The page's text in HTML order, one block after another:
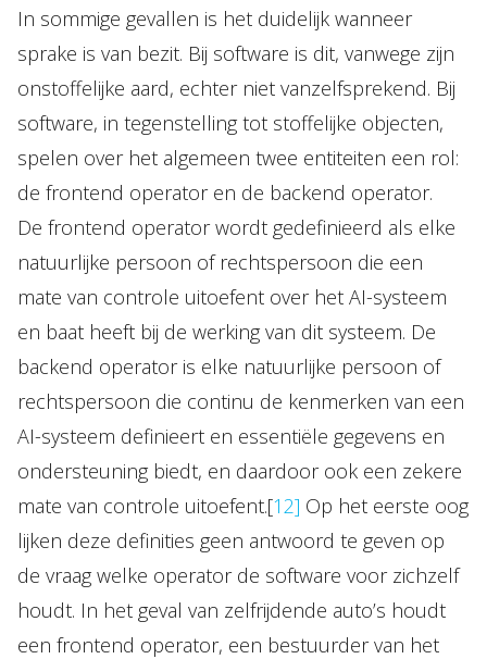
In sommige gevallen is het duidelijk wanneer
sprake is van bezit. Bij software is dit, vanwege zijn
onstoffelijke aard, echter niet vanzelfsprekend. Bij
software, in tegenstelling tot stoffelijke objecten,
spelen over het algemeen twee entiteiten een rol:
de frontend operator en de backend operator.
De frontend operator wordt gedefinieerd als elke
natuurlijke persoon of rechtspersoon die een
mate van controle uitoefent over het AI-systeem
en baat heeft bij de werking van dit systeem. De
backend operator is elke natuurlijke persoon of
rechtspersoon die continu de kenmerken van een
AI-systeem definieert en essentiële gegevens en
ondersteuning biedt, en daardoor ook een zekere
mate van controle uitoefent.[12] Op het eerste oog
lijken deze definities geen antwoord te geven op
de vraag welke operator de software voor zichzelf
houdt. In het geval van zelfrijdende auto’s houdt
een frontend operator, een bestuurder van het